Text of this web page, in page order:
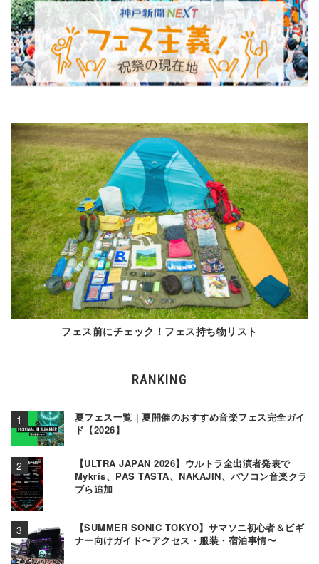
フェス前にチェック！フェス持ち物リスト
RANKING
夏フェス一覧｜夏開催のおすすめ音楽フェス完全ガイ
ド【2026】
【ULTRA JAPAN 2026】ウルトラ全出演者発表で
Mykris、PAS TASTA、NAKAJIN、パソコン音楽クラ
ブら追加
【SUMMER SONIC TOKYO】サマソニ初心者＆ビギ
ナー向けガイド〜アクセス・服装・宿泊事情〜